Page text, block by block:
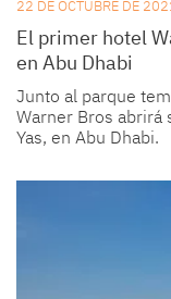
22 DE OCTUBRE DE
El primer hotel
en Abu Dhabi
Junto al parque
Warner Bros abrirá
Yas, en Abu Dhabi.